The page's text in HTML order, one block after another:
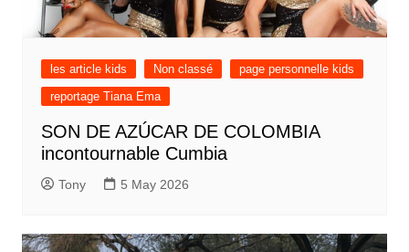
les article kids Non classé
page personnelle kids
reportage Tiana Ema
SON DE AZÚCAR DE COLOMBIA
incontournable Cumbia
Tony 5 May 2026